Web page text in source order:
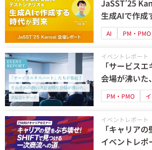
JaSST’25
生成AIで作成
AI PM・PMO
イベントレポート
「サービス
会場が沸いた
PM・PMO
イベントレポート
「キャリア
イベントレポ